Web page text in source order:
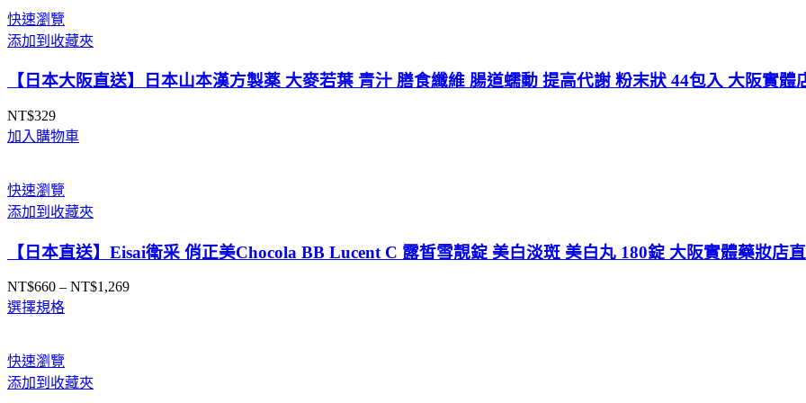
NT$998
快速瀏覽
添加到收藏夾
【日本大阪直送】日本山本漢方製薬 大麥若葉 青汁 膳食纖維 腸道蠕動 提高代謝 粉末狀 44包入 大阪實體
NT$329
加入購物車
快速瀏覽
添加到收藏夾
【日本直送】Eisai衛采 俏正美Chocola BB Lucent C 露皙雪靚錠 美白淡斑 美白丸 180錠 大阪實體藥妝店
NT$660 – NT$1,269價
選擇規格
快速瀏覽
添加到收藏夾